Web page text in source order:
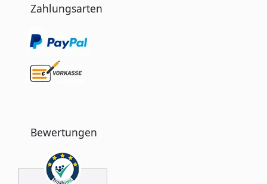
Zahlungsarten
Bewertungen